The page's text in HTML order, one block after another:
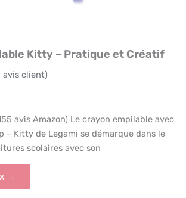
Kitty – Pratique et Créatif
avis client)
avis Amazon) Le crayon empilable avec
– Kitty de Legami se démarque dans le
scolaires avec son
→